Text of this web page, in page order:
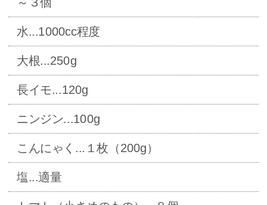
水...1000cc程度
大根...250g
長イモ...120g
ニンジン...100g
こんにゃく...１枚（200g）
塩...適量